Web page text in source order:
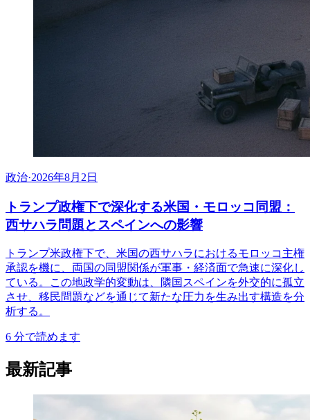
政治·2026年8月2日
トランプ政権下で深化する米国・モロッコ同盟：
西サハラ問題とスペインへの影響
トランプ米政権下で、米国の西サハラにおけるモロッコ主権
承認を機に、両国の同盟関係が軍事・経済面で急速に深化し
ている。この地政学的変動は、隣国スペインを外交的に孤立
させ、移民問題などを通じて新たな圧力を生み出す構造を分
析する。
6 分で読めます
最新記事